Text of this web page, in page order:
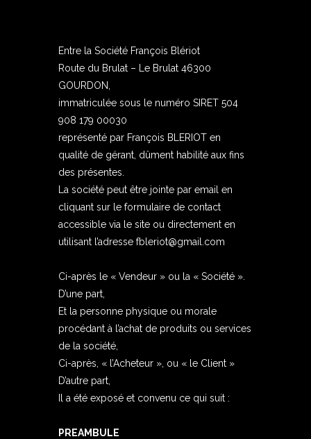
Entre la Société François Blériot
Route du Brulat – Le Brulat 46300
GOURDON,
immatriculée sous le numéro SIRET 504
908 179 00030
représenté par François BLERIOT en
qualité de gérant, dûment habilité aux fins
des présentes.
La société peut être jointe par email en
cliquant sur le formulaire de contact
accessible via le site ou directement en
utilisant l’adresse fbleriot@gmail.com
Ci-après le « Vendeur » ou la « Société ».
D’une part,
Et la personne physique ou morale
procédant à l’achat de produits ou services
de la société,
Ci-après, « l’Acheteur », ou « le Client »
D’autre part,
Il a été exposé et convenu ce qui suit :
PREAMBULE